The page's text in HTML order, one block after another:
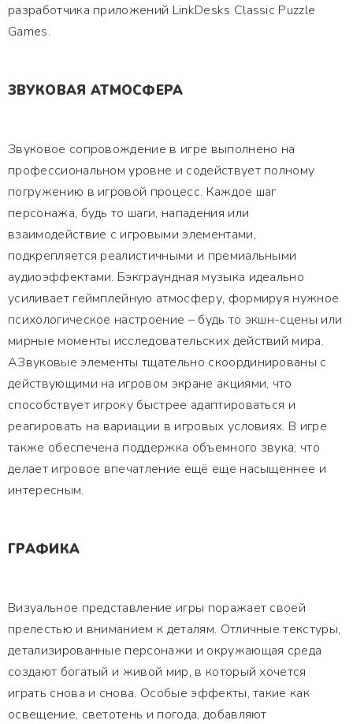
разработчика приложений LinkDesks Classic Puzzle
Games.
ЗВУКОВАЯ АТМОСФЕРА
Звуковое сопровождение в игре выполнено на
профессиональном уровне и содействует полному
погружению в игровой процесс. Каждое шаг
персонажа, будь то шаги, нападения или
взаимодействие с игровыми элементами,
подкрепляется реалистичными и премиальными
аудиоэффектами. Бэкграундная музыка идеально
усиливает геймплейную атмосферу, формируя нужное
психологическое настроение – будь то экшн-сцены или
мирные моменты исследовательских действий мира.
АЗвуковые элементы тщательно скоординированы с
действующими на игровом экране акциями, что
способствует игроку быстрее адаптироваться и
реагировать на вариации в игровых условиях. В игре
также обеспечена поддержка объемного звука, что
делает игровое впечатление ещё еще насыщеннее и
интересным.
ГРАФИКА
Визуальное представление игры поражает своей
прелестью и вниманием к деталям. Отличные текстуры,
детализированные персонажи и окружающая среда
создают богатый и живой мир, в который хочется
играть снова и снова. Особые эффекты, такие как
освещение, светотень и погода, добавляют